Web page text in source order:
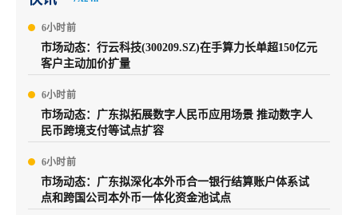
6小时前
市场动态：行云科技(300209.SZ)在手算力长单超150亿元
客户主动加价扩量
6小时前
市场动态：广东拟拓展数字人民币应用场景 推动数字人
民币跨境支付等试点扩容
6小时前
市场动态：广东拟深化本外币合一银行结算账户体系试
点和跨国公司本外币一体化资金池试点